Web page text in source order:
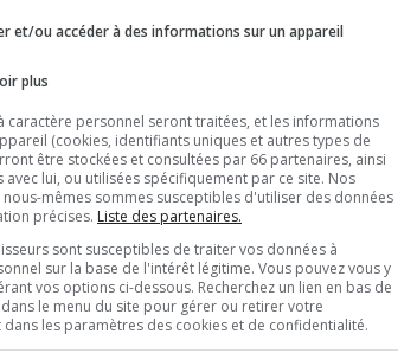
ainsi que la réfection du pavage.
1 300 000$.
Cité de la Ville de Longueuil,aucune phase
et/ou accéder à des informations sur un appareil
plus
caractère personnel seront traitées, et les informations
(cookies, identifiants uniques et autres types de
être stockées et consultées par 66 partenaires, ainsi
avec lui, ou utilisées spécifiquement par ce site. Nos
mêmes sommes susceptibles d'utiliser des données
précises. Liste des partenaires.
sont susceptibles de traiter vos données à
sur la base de l'intérêt légitime. Vous pouvez vous y
vos options ci-dessous. Recherchez un lien en bas de
le menu du site pour gérer ou retirer votre
dans les paramètres des cookies et de confidentialité.